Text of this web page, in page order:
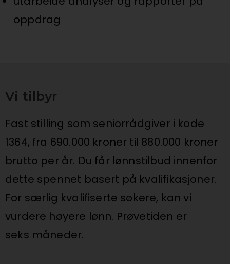
oppdrag
Vi tilbyr
Fast stilling som seniorrådgiver i kode
1364, fra 690.000 kroner til 880.000 kroner
brutto per år. Du får lønnstilbud innenfor
dette spennet basert på kvalifikasjoner.
For særlig kvalifiserte søkere, kan vi
vurdere høyere lønn. Prøvetiden er
seks måneder.